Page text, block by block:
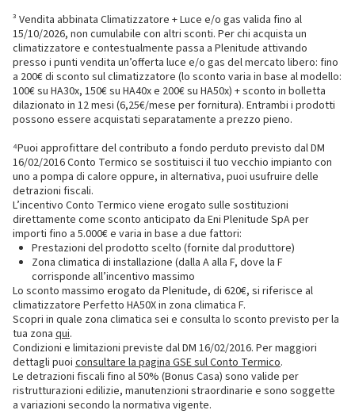
³ Vendita abbinata Climatizzatore + Luce e/o gas valida fino al
15/10/2026, non cumulabile con altri sconti. Per chi acquista un
climatizzatore e contestualmente passa a Plenitude attivando
presso i punti vendita un’offerta luce e/o gas del mercato libero: fino
a 200€ di sconto sul climatizzatore (lo sconto varia in base al modello:
100€ su HA30x, 150€ su HA40x e 200€ su HA50x) + sconto in bolletta
dilazionato in 12 mesi (6,25€/mese per fornitura). Entrambi i prodotti
possono essere acquistati separatamente a prezzo pieno.
⁴Puoi approfittare del contributo a fondo perduto previsto dal DM
16/02/2016 Conto Termico se sostituisci il tuo vecchio impianto con
uno a pompa di calore oppure, in alternativa, puoi usufruire delle
detrazioni fiscali.
L’incentivo Conto Termico viene erogato sulle sostituzioni
direttamente come sconto anticipato da Eni Plenitude SpA per
importi fino a 5.000€ e varia in base a due fattori:
Prestazioni del prodotto scelto (fornite dal produttore)
Zona climatica di installazione (dalla A alla F, dove la F
corrisponde all’incentivo massimo
Lo sconto massimo erogato da Plenitude, di 620€, si riferisce al
climatizzatore Perfetto HA50X in zona climatica F.
Scopri in quale zona climatica sei e consulta lo sconto previsto per la
tua zona qui.
Condizioni e limitazioni previste dal DM 16/02/2016. Per maggiori
dettagli puoi consultare la pagina GSE sul Conto Termico.
Le detrazioni fiscali fino al 50% (Bonus Casa) sono valide per
ristrutturazioni edilizie, manutenzioni straordinarie e sono soggette
a variazioni secondo la normativa vigente.